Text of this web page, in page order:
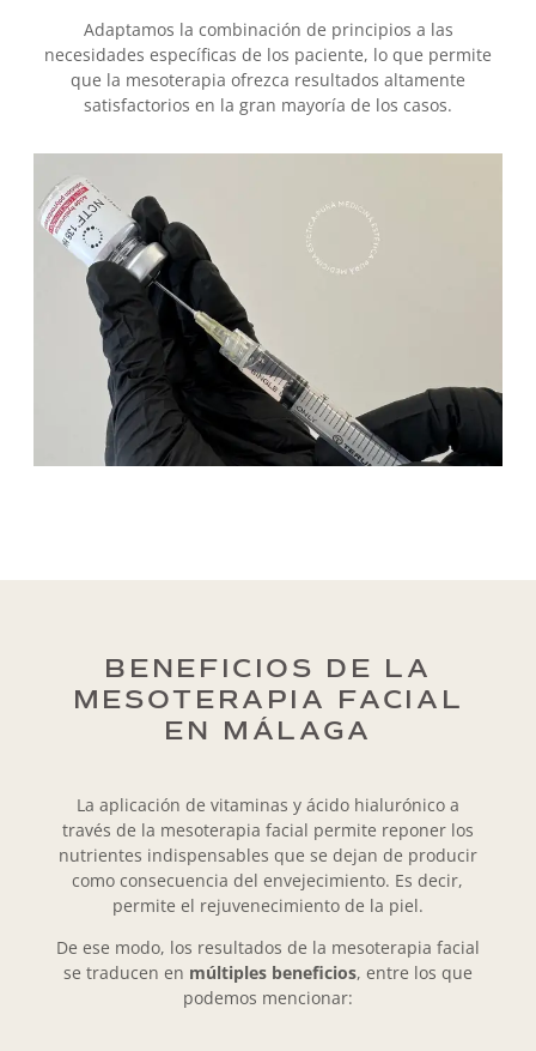
Adaptamos la combinación de principios a las
necesidades específicas de los paciente, lo que permite
que la mesoterapia ofrezca resultados altamente
satisfactorios en la gran mayoría de los casos.
BENEFICIOS DE LA
MESOTERAPIA FACIAL
EN MÁLAGA
La aplicación de vitaminas y ácido hialurónico a
través de la mesoterapia facial permite reponer los
nutrientes indispensables que se dejan de producir
como consecuencia del envejecimiento. Es decir,
permite el rejuvenecimiento de la piel.
De ese modo, los resultados de la mesoterapia facial
se traducen en múltiples beneficios, entre los que
podemos mencionar: